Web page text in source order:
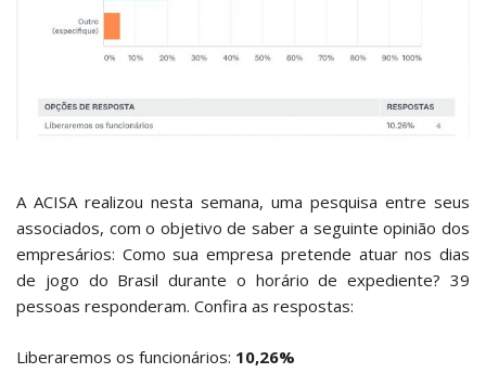
A ACISA realizou nesta semana, uma pesquisa entre seus
associados, com o objetivo de saber a seguinte opinião dos
empresários: Como sua empresa pretende atuar nos dias
de jogo do Brasil durante o horário de expediente? 39
pessoas responderam. Confira as respostas:
Liberaremos os funcionários: 10,26%